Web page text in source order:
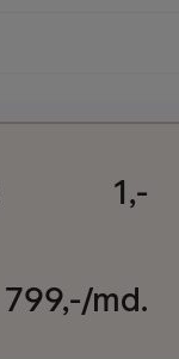
1,-
799,-/md.